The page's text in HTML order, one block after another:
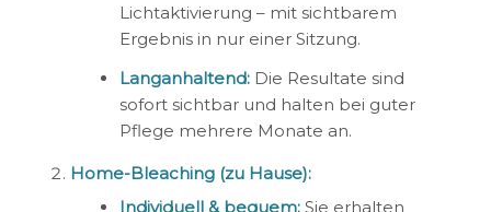
Lichtaktivierung – mit sichtbarem
Ergebnis in nur einer Sitzung.
Langanhaltend:Die Resultate sind
sofort sichtbar und halten bei guter
Pflege mehrere Monate an.
Home-Bleaching (zu Hause):
Individuell & bequem:Sie erhalten